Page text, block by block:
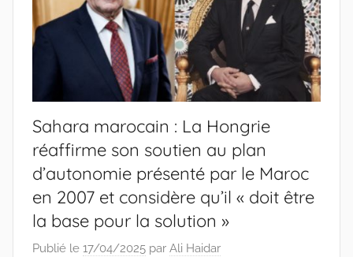
Sahara marocain : La Hongrie
réaffirme son soutien au plan
d’autonomie présenté par le Maroc
en 2007 et considère qu’il « doit être
la base pour la solution »
Publié le 17/04/2025 par Ali Haidar